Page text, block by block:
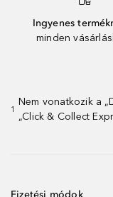
Ingyenes
minden
1
Nem vonatkozik a
„Click & Collect
Fizetési módok